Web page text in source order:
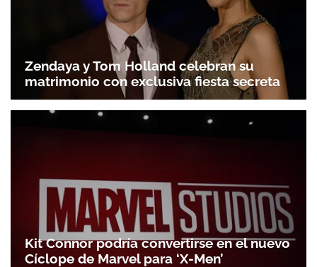
Zendaya y Tom Holland celebran su
matrimonio con exclusiva fiesta secreta
Kit Connor podría convertirse en el nuevo
Cíclope de Marvel para ‘X-Men’